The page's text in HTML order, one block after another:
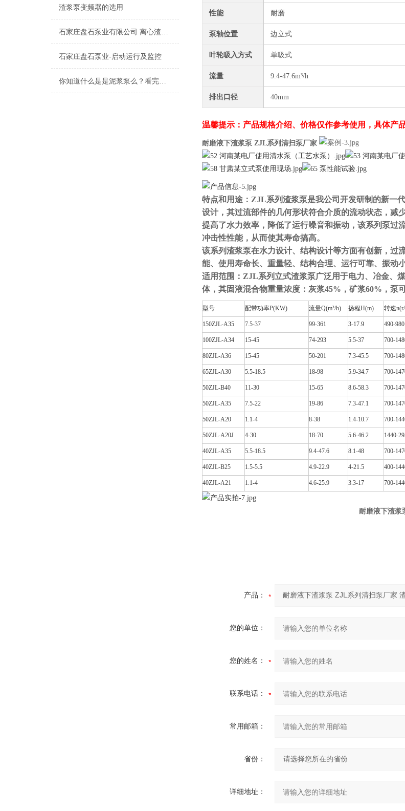
渣浆泵变频器的选用
石家庄盘石泵业有限公司 离心渣浆泵启动前的检查
石家庄盘石泵业-启动运行及监控
你知道什么是是泥浆泵么？看完本篇你就知道了
性能 耐磨
泵轴位置 边立式
叶轮吸入方式 单吸式
流量 9.4-47.6m³/h
排出口径 40mm
温馨提示：产品规格介绍、价格仅作参考使用，具体产
耐磨液下渣浆泵 ZJL系列清扫泵厂家
特点和用途：ZJL系列渣浆泵是我公司开发研制的新一
设计，其过流部件的几何形状符合介质的流动状态，减
提高了水力效率，降低了运行噪音和振动，该系列泵过
冲击性性能，从而使其寿命搞高。
该系列渣浆泵在水力设计、结构设计等方面有创新，过
能、使用寿命长、重量轻、结构合理、运行可靠、振动
适用范围：ZJL系列立式渣浆泵广泛用于电力、冶金、
体，其固液混合物重量浓度：灰浆45%，矿浆60%，泵
型号 配带功率P(KW) 流量Q(m³/h) 扬程H(m) 转速
150ZJL-A35 7.5-37 99-361 3-17.9 490-980
100ZJL-A34 15-45 74-293 5.5-37 700-
80ZJL-A36 15-45 50-201 7.3-45.5 700-
65ZJL-A30 5.5-18.5 18-98 5.9-34.7 700-
50ZJL-B40 11-30 15-65 8.6-58.3 700-
50ZJL-A35 7.5-22 19-86 7.3-47.1 700-
50ZJL-A20 1.1-4 8-38 1.4-10.7 700-
50ZJL-A20J 4-30 18-70 5.6-46.2 1440-
40ZJL-A35 5.5-18.5 9.4-47.6 8.1-48 700-
40ZJL-B25 1.5-5.5 4.9-22.9 4-21.5 400-
40ZJL-A21 1.1-4 4.6-25.9 3.3-17 700-
耐磨液下渣浆
产品：
您的单位：
您的姓名：
联系电话：
常用邮箱：
省份：
详细地址：